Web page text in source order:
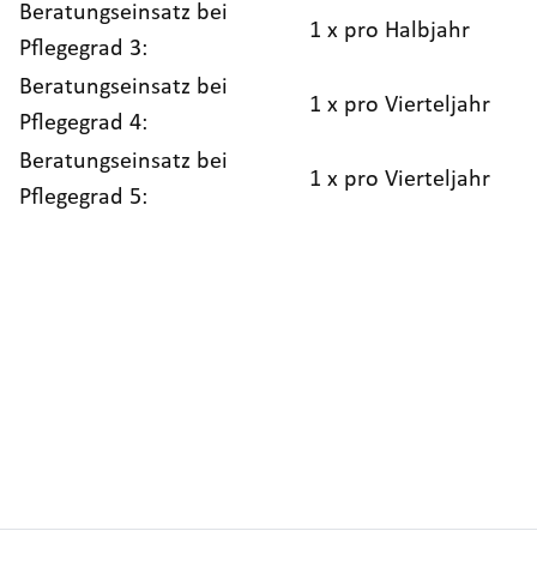
Beratungseinsatz bei
Pflegegrad 3:
1 x pro Halbjahr
Beratungseinsatz bei
Pflegegrad 4:
1 x pro Vierteljahr
Beratungseinsatz bei
Pflegegrad 5:
1 x pro Vierteljahr